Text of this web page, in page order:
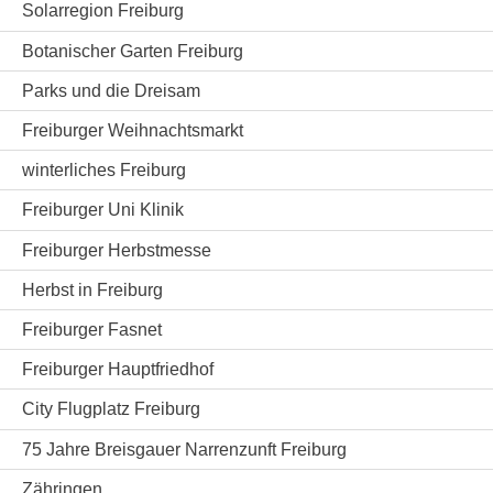
Solarregion Freiburg
Botanischer Garten Freiburg
Parks und die Dreisam
Freiburger Weihnachtsmarkt
winterliches Freiburg
Freiburger Uni Klinik
Freiburger Herbstmesse
Herbst in Freiburg
Freiburger Fasnet
Freiburger Hauptfriedhof
City Flugplatz Freiburg
75 Jahre Breisgauer Narrenzunft Freiburg
Zähringen